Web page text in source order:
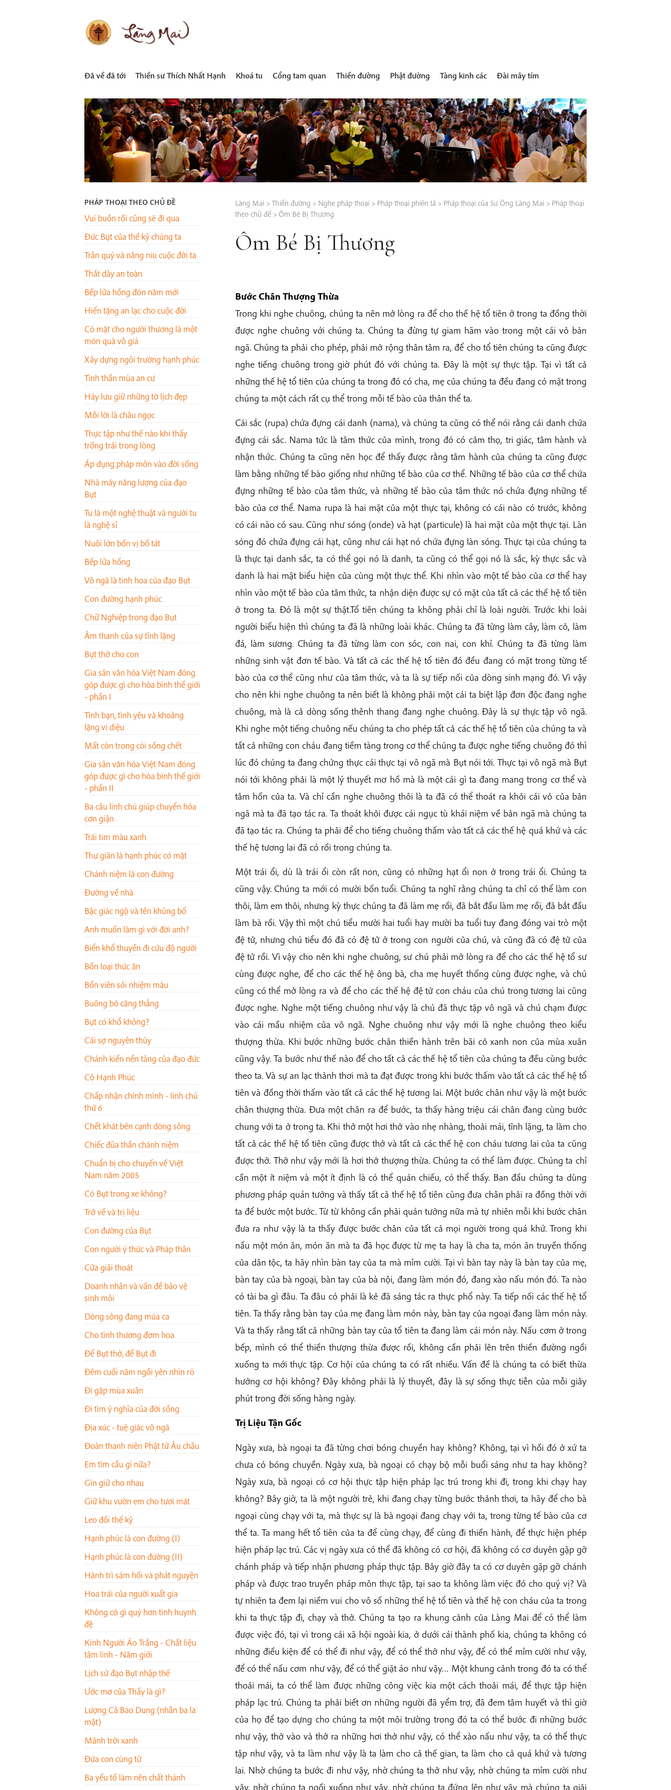
LÀNG MAI
Đã về đã tới Thiền sư Thích Nhất Hạnh Khoá tu Cổng tam quan Thiền đường Phật đường Tàng kinh các Đài mây tím
PHÁP THOẠI THEO CHỦ ĐỀ
Vui buồn rồi cũng sẽ đi qua
Đức Bụt của thế kỷ chúng ta
Trân quý và nâng niu cuộc đời ta
Thắt dây an toàn
Bếp lửa hồng đón năm mới
Hiến tặng an lạc cho cuộc đời
Có mặt cho người thương là một
món quà vô giá
Xây dựng ngôi trường hạnh phúc
Tinh thần mùa an cư
Hãy lưu giữ những tờ lịch đẹp
Mỗi lời là châu ngọc
Thực tập như thế nào khi thấy
trống trải trong lòng
Áp dụng pháp môn vào đời sống
Nhà máy năng lượng của đạo
Bụt
Tu là một nghệ thuật và người tu
là nghệ sĩ
Nuôi lớn bốn vị bồ tát
Bếp lửa hồng
Vô ngã là tinh hoa của đạo Bụt
Con đường hạnh phúc
Chữ Nghiệp trong đạo Bụt
Âm thanh của sự tĩnh lặng
Bụt thở cho con
Gia sản văn hóa Việt Nam đóng
góp được gì cho hòa bình thế giới
- phần I
Tình bạn, tình yêu và khoảng
lặng vi diệu
Mất còn trong cõi sống chết
Gia sản văn hóa Việt Nam đóng
góp được gì cho hòa bình thế giới
- phần II
Ba câu linh chú giúp chuyển hóa
cơn giận
Trái tim màu xanh
Thư giãn là hạnh phúc có mặt
Chánh niệm là con đường
Đường về nhà
Bậc giác ngộ và tên khủng bố
Anh muốn làm gì với đời anh?
Biển khổ thuyền đi cứu độ người
Bốn loại thức ăn
Bốn viên sỏi nhiệm màu
Buông bỏ căng thẳng
Bụt có khổ không?
Cái sợ nguyên thủy
Chánh kiến nền tảng của đạo đức
Cô Hạnh Phúc
Chấp nhận chính mình - linh chú
thứ 6
Chết khát bên cạnh dòng sông
Chiếc đũa thần chánh niệm
Chuẩn bị cho chuyến về Việt
Nam năm 2005
Có Bụt trong xe không?
Trở về và trị liệu
Con đường của Bụt
Con người ý thức và Pháp thân
Cửa giải thoát
Doanh nhân và vấn đề bảo vệ
sinh môi
Dòng sông đang múa ca
Cho tình thương đơm hoa
Để Bụt thở, để Bụt đi
Đêm cuối năm ngồi yên nhìn rõ
Đi gặp mùa xuân
Đi tìm ý nghĩa của đời sống
Địa xúc - tuệ giác vô ngã
Đoàn thanh niên Phật tử Âu châu
Em tìm cầu gì nữa?
Gìn giữ cho nhau
Giữ khu vườn em cho tươi mát
Leo đồi thế kỷ
Hạnh phúc là con đường (I)
Hạnh phúc là con đường (II)
Hành trì sám hối và phát nguyện
Hoa trái của người xuất gia
Không có gì quý hơn tình huynh
đệ
Kinh Người Áo Trắng - Chất liệu
tâm linh - Năm giới
Lịch sử đạo Bụt nhập thế
Ước mơ của Thầy là gì?
Lượng Cả Bao Dung (nhẫn ba la
mật)
Mảnh trời xanh
Đứa con cùng tử
Ba yếu tố làm nên chất thánh
Làng Mai> Thiền đường > Nghe pháp thoại> Pháp thoại phiên tả > Pháp thoại của Sư Ông Làng Mai> Pháp thoại
theo chủ đề> Ôm Bé Bị Thương
Ôm Bé Bị Thương
Bước Chân Thượng Thừa
Trong khi nghe chuông, chúng ta nên mở lòng ra để cho thế hệ tổ tiên ở trong ta đồng thời
được nghe chuông với chúng ta. Chúng ta đừng tự giam hãm vào trong một cái vỏ bản
ngã. Chúng ta phải cho phép, phải mở rộng thân tâm ra, để cho tổ tiên chúng ta cũng được
nghe tiếng chuông trong giờ phút đó với chúng ta. Đây là một sự thực tập. Tại vì tất cả
những thế hệ tổ tiên của chúng ta trong đó có cha, mẹ của chúng ta đều đang có mặt trong
chúng ta một cách rất cụ thể trong mỗi tế bào của thân thể ta.
Cái sắc (rupa) chứa đựng cái danh (nama), và chúng ta cũng có thể nói rằng cái danh chứa
đựng cái sắc. Nama tức là tâm thức của mình, trong đó có cảm thọ, tri giác, tâm hành và
nhận thức. Chúng ta cũng nên học để thấy được rằng tâm hành của chúng ta cũng được
làm bằng những tế bào giống như những tế bào của cơ thể. Những tế bào của cơ thể chứa
đựng những tế bào của tâm thức, và những tế bào của tâm thức nó chứa đựng những tế
bào của cơ thể. Nama rupa là hai mặt của một thực tại, không có cái nào có trước, không
có cái nào có sau. Cũng như sóng (onde) và hạt (particule) là hai mặt của một thực tại. Làn
sóng đó chứa đựng cái hạt, cũng như cái hạt nó chứa đựng làn sóng. Thực tại của chúng ta
là thực tại danh sắc, ta có thể gọi nó là danh, ta cũng có thể gọi nó là sắc, kỳ thực sắc và
danh là hai mặt biểu hiện của cùng một thực thể. Khi nhìn vào một tế bào của cơ thể hay
nhìn vào một tế bào của tâm thức, ta nhận diện được sự có mặt của tất cả các thế hệ tổ tiên
ở trong ta. Đó là một sự thật.Tổ tiên chúng ta không phải chỉ là loài người. Trước khi loài
người biểu hiện thì chúng ta đã là những loài khác. Chúng ta đã từng làm cây, làm cỏ, làm
đá, làm sương. Chúng ta đã từng làm con sóc, con nai, con khỉ. Chúng ta đã từng làm
những sinh vật đơn tế bào. Và tất cả các thế hệ tổ tiên đó đều đang có mặt trong từng tế
bào của cơ thể cũng như của tâm thức, và ta là sự tiếp nối của dòng sinh mạng đó. Vì vậy
cho nên khi nghe chuông ta nên biết là không phải một cái ta biệt lập đơn độc đang nghe
chuông, mà là cả dòng sống thênh thang đang nghe chuông. Đây là sự thực tập vô ngã.
Khi nghe một tiếng chuông nếu chúng ta cho phép tất cả các thế hệ tổ tiên của chúng ta và
tất cả những con cháu đang tiềm tàng trong cơ thể chúng ta được nghe tiếng chuông đó thì
lúc đó chúng ta đang chứng thực cái thực tại vô ngã mà Bụt nói tới. Thực tại vô ngã mà Bụt
nói tới không phải là một lý thuyết mơ hồ mà là một cái gì ta đang mang trong cơ thể và
tâm hồn của ta. Và chỉ cần nghe chuông thôi là ta đã có thể thoát ra khỏi cái vỏ của bản
ngã mà ta đã tạo tác ra. Ta thoát khỏi được cái ngục tù khái niệm về bản ngã mà chúng ta
đã tạo tác ra. Chúng ta phải để cho tiếng chuông thấm vào tất cả các thế hệ quá khứ và các
thế hệ tương lai đã có rồi trong chúng ta.
Một trái ổi, dù là trái ổi còn rất non, cũng có những hạt ổi non ở trong trái ổi. Chúng ta
cũng vậy. Chúng ta mới có mười bốn tuổi. Chúng ta nghĩ rằng chúng ta chỉ có thể làm con
thôi, làm em thôi, nhưng kỳ thực chúng ta đã làm mẹ rồi, đã bắt đầu làm mẹ rồi, đã bắt đầu
làm bà rồi. Vậy thì một chú tiểu mười hai tuổi hay mười ba tuổi tuy đang đóng vai trò một
đệ tử, nhưng chú tiểu đó đã có đệ tử ở trong con người của chú, và cũng đã có đệ tử của
đệ tử rồi. Vì vậy cho nên khi nghe chuông, sư chú phải mở lòng ra để cho các thế hệ tổ sư
cùng được nghe, để cho các thế hệ ông bà, cha mẹ huyết thống cùng được nghe, và chú
cũng có thể mở lòng ra và để cho các thế hệ đệ tử con cháu của chú trong tương lai cũng
được nghe. Nghe một tiếng chuông như vậy là chú đã thực tập vô ngã và chú chạm được
vào cái mầu nhiệm của vô ngã. Nghe chuông như vậy mới là nghe chuông theo kiểu
thượng thừa. Khi bước những bước chân thiền hành trên bãi cỏ xanh non của mùa xuân
cũng vậy. Ta bước như thế nào để cho tất cả các thế hệ tổ tiên của chúng ta đều cùng bước
theo ta. Và sự an lạc thảnh thơi mà ta đạt được trong khi bước thấm vào tất cả các thế hệ tổ
tiên và đồng thời thấm vào tất cả các thế hệ tương lai. Một bước chân như vậy là một bước
chân thượng thừa. Đưa một chân ra để bước, ta thấy hàng triệu cái chân đang cùng bước
chung với ta ở trong ta. Khi thở một hơi thở vào nhẹ nhàng, thoải mái, tĩnh lặng, ta làm cho
tất cả các thế hệ tổ tiên cũng được thở và tất cả các thế hệ con cháu tương lai của ta cũng
được thở. Thở như vậy mới là hơi thở thượng thừa. Chúng ta có thể làm được. Chúng ta chỉ
cần một ít niệm và một ít định là có thể quán chiếu, có thể thấy. Ban đầu chúng ta dùng
phương pháp quán tưởng và thấy tất cả thế hệ tổ tiên cùng đưa chân phải ra đồng thời với
ta để bước một bước. Từ từ không cần phải quán tưởng nữa mà tự nhiên mỗi khi bước chân
đưa ra như vậy là ta thấy được bước chân của tất cả mọi người trong quá khứ. Trong khi
nấu một món ăn, món ăn mà ta đã học được từ mẹ ta hay là cha ta, món ăn truyền thống
của dân tộc, ta hãy nhìn bàn tay của ta mà mỉm cười. Tại vì bàn tay này là bàn tay của mẹ,
bàn tay của bà ngoại, bàn tay của bà nội, đang làm món đó, đang xào nấu món đó. Ta nào
có tài ba gì đâu. Ta đâu có phải là kẻ đã sáng tác ra thực phổ này. Ta tiếp nối các thế hệ tổ
tiên. Ta thấy rằng bàn tay của mẹ đang làm món này, bàn tay của ngoại đang làm món này.
Và ta thấy rằng tất cả những bàn tay của tổ tiên ta đang làm cái món này. Nấu cơm ở trong
bếp, mình có thể thiền thượng thừa được rồi, không cần phải lên trên thiền đường ngồi
xuống ta mới thực tập. Cơ hội của chúng ta có rất nhiều. Vấn đề là chúng ta có biết thừa
hưởng cơ hội không? Đây không phải là lý thuyết, đây là sự sống thực tiễn của mỗi giây
phút trong đời sống hàng ngày.
Trị Liệu Tận Gốc
Ngày xưa, bà ngoại ta đã từng chơi bóng chuyền hay không? Không, tại vì hồi đó ở xứ ta
chưa có bóng chuyền. Ngày xưa, bà ngoại có chạy bộ mỗi buổi sáng như ta hay không?
Ngày xưa, bà ngoại có cơ hội thực tập hiện pháp lạc trú trong khi đi, trong khi chạy hay
không? Bây giờ, ta là một người trẻ, khi đang chạy từng bước thảnh thơi, ta hãy để cho bà
ngoại cùng chạy với ta, mà thực sự là bà ngoại đang chạy với ta, trong từng tế bào của cơ
thể ta. Ta mang hết tổ tiên của ta để cùng chạy, để cùng đi thiền hành, để thực hiện phép
hiện pháp lạc trú. Các vị ngày xưa có thể đã không có cơ hội, đã không có cơ duyên gặp gỡ
chánh pháp và tiếp nhận phương pháp thực tập. Bây giờ đây ta có cơ duyên gặp gỡ chánh
pháp và được trao truyền pháp môn thực tập, tại sao ta không làm việc đó cho quý vị? Và
tự nhiên ta đem lại niềm vui cho vô số những thế hệ tổ tiên và thế hệ con cháu của ta trong
khi ta thực tập đi, chạy và thở. Chúng ta tạo ra khung cảnh của Làng Mai để có thể làm
được việc đó, tại vì trong cái xã hội ngoài kia, ở dưới cái thành phố kia, chúng ta không có
những điều kiện để có thể đi như vậy, để có thể thở như vậy, để có thể mỉm cười như vậy,
để có thể nấu cơm như vậy, để có thể giặt áo như vậy… Một khung cảnh trong đó ta có thể
thoải mái, ta có thể làm được những công việc kia một cách thoải mái, để thực tập hiện
pháp lạc trú. Chúng ta phải biết ơn những người đã yểm trợ, đã đem tâm huyết và thì giờ
của họ để tạo dựng cho chúng ta một môi trường trong đó ta có thể bước đi những bước
như vậy, thở vào và thở ra những hơi thở như vậy, có thể xào nấu như vậy, ta có thể thực
tập như vậy, và ta làm như vậy là ta làm cho cả thế gian, ta làm cho cả quá khứ và tương
lai. Nhờ chúng ta bước đi như vậy, nhờ chúng ta thở như vậy, nhờ chúng ta mỉm cười như
vậy, nhờ chúng ta ngồi xuống như vậy, nhờ chúng ta đứng lên như vậy mà chúng ta giải